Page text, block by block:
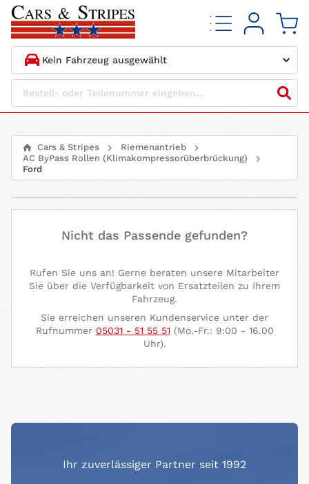
1. HERSTELLER
3. BAUJAHR
Cars & Stripes
Riemenantrieb
AC ByPass Rollen (Klimakompressorüberbrückung)
Ford
Nicht das Passende gefunden?
Rufen Sie uns an! Gerne beraten unsere Mitarbeiter
Sie über die Verfügbarkeit von Ersatzteilen zu Ihrem
Fahrzeug.
Sie erreichen unseren Kundenservice unter der
Rufnummer 05031 - 51 55 51 (Mo.-Fr.: 9:00 - 16.00
Uhr).
Ihr zuverlässiger Partner seit 1992